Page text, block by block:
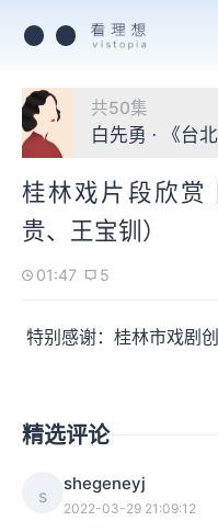
共50集
白先勇 · 《台
桂林戏片段欣赏
贵、王宝钏）
01:47 5
特别感谢：桂林市戏剧
精选评论
s
shegeneyj
2022-03-29 21:09:12